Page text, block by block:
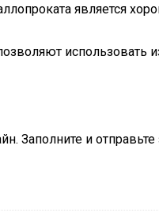
является
использовать
Заполните и